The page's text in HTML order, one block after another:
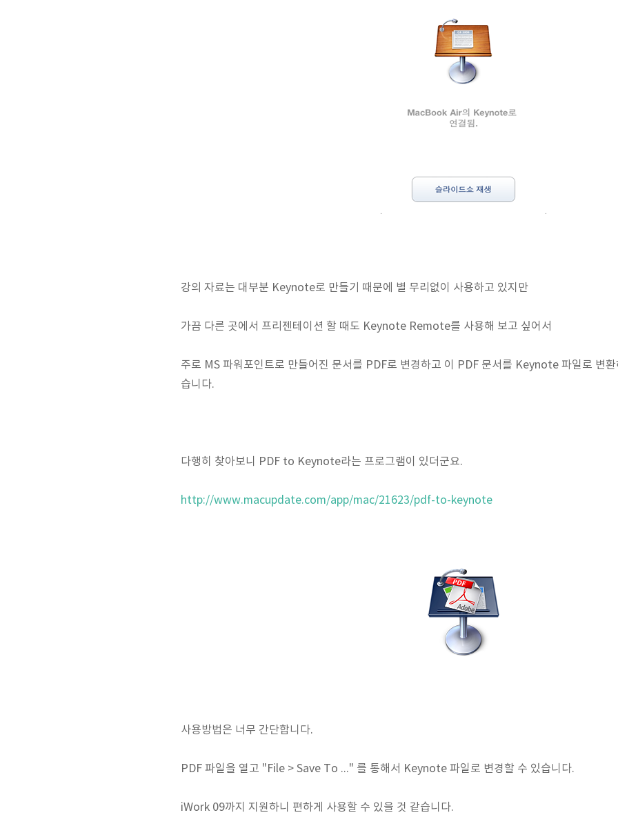
강의 자료는 대부분 Keynote로 만들기 때문에 별 무리없이 사용하고 있지만
가끔 다른 곳에서 프리젠테이션 할 때도 Keynote Remote를 사용해 보고 싶어서
주로 MS 파워포인트로 만들어진 문서를 PDF로 변경하고 이 PDF 문서를 Keynote 파일로 변
습니다.
다행히 찾아보니 PDF to Keynote라는 프로그램이 있더군요.
http://www.macupdate.com/app/mac/21623/pdf-to-keynote
사용방법은 너무 간단합니다.
PDF 파일을 열고 "File > Save To ..." 를 통해서 Keynote 파일로 변경할 수 있습니다.
iWork 09까지 지원하니 편하게 사용할 수 있을 것 같습니다.